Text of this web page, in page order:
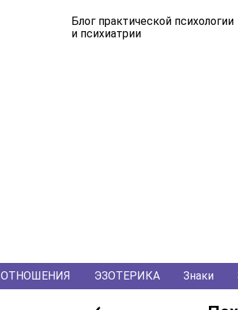
Блог практической психологии
и психиатрии
ОТНОШЕНИЯ ЭЗОТЕРИКА Знаки